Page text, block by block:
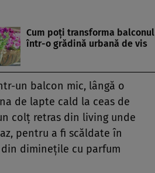
Cum poţi transforma balconul
într-o grădină urbană de vis
un balcon mic, lângă o
de lapte cald la ceas de
colț retras din living unde
pentru a fi scăldate în
diminețile cu parfum